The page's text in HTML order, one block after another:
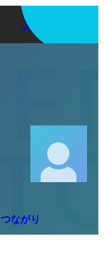
アプリを使う
つながり